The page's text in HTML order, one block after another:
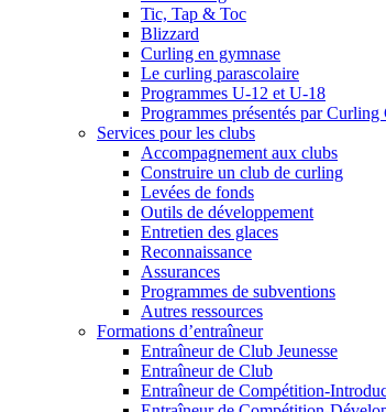
Tic, Tap & Toc
Blizzard
Curling en gymnase
Le curling parascolaire
Programmes U-12 et U-18
Programmes présentés par
Services pour les clubs
Accompagnement aux clubs
Construire un club de curling
Levées de fonds
Outils de développement
Entretien des glaces
Reconnaissance
Assurances
Programmes de subventions
Autres ressources
Formations d’entraîneur
Entraîneur de Club Jeunesse
Entraîneur de Club
Entraîneur de Compétition-